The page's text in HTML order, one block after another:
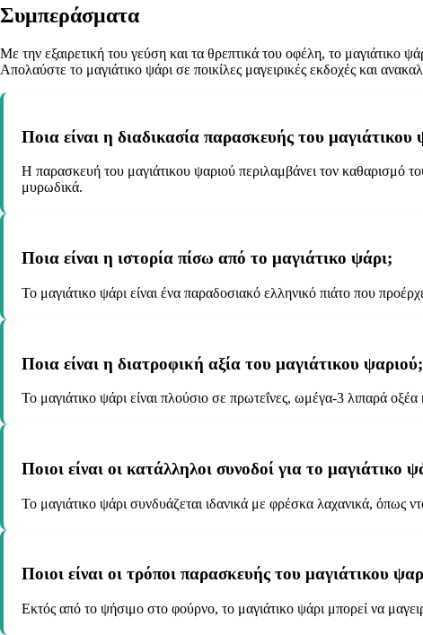
Συμπεράσματα
Με την εξαιρετική του γεύση και τα θρεπτικά του οφέλη, το μαγιάτικο
Απολαύστε το μαγιάτικο ψάρι σε ποικίλες μαγειρικές εκδοχές και
Ποια είναι η διαδικασία παρασκευής του μαγιάτικου
Η παρασκευή του μαγιάτικου ψαριού περιλαμβάνει τον καθαρισμό
μυρωδικά.
Ποια είναι η ιστορία πίσω από το μαγιάτικο ψάρι;
Το μαγιάτικο ψάρι είναι ένα παραδοσιακό ελληνικό πιάτο που
Ποια είναι η διατροφική αξία του μαγιάτικου ψαριού;
Το μαγιάτικο ψάρι είναι πλούσιο σε πρωτεΐνες, ωμέγα-3 λιπαρά οξέα
Ποιοι είναι οι κατάλληλοι συνοδοί για το μαγιάτικο
Το μαγιάτικο ψάρι συνδυάζεται ιδανικά με φρέσκα λαχανικά, όπως
Ποιοι είναι οι τρόποι παρασκευής του μαγιάτικου
Εκτός από το ψήσιμο στο φούρνο, το μαγιάτικο ψάρι μπορεί να